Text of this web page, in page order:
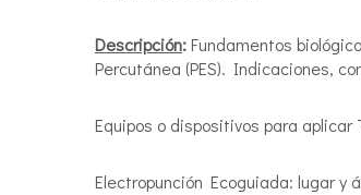
Descripción:Fundamentos
Percutánea (PES). Indicaciones,
Equipos o dispositivos para
Electropunción Ecoguiada: lugar y